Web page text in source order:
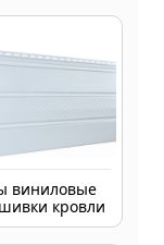
виниловые
кровли